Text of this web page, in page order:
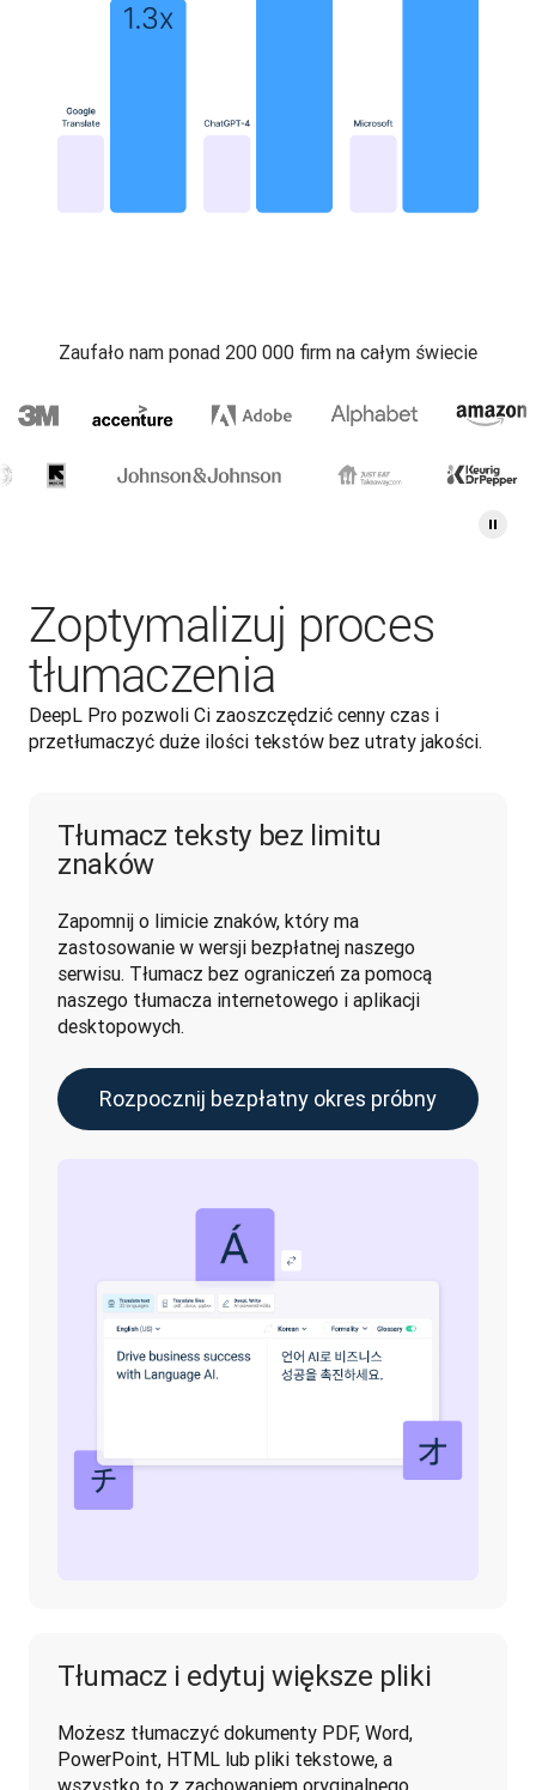
Zaufało nam ponad 200 000 firm na całym świecie
Zoptymalizuj proces
tłumaczenia
DeepL Pro pozwoli Ci zaoszczędzić cenny czas i
przetłumaczyć duże ilości tekstów bez utraty jakości.
Tłumacz teksty bez limitu
znaków
Zapomnij o limicie znaków, który ma
zastosowanie w wersji bezpłatnej naszego
serwisu. Tłumacz bez ograniczeń za pomocą
naszego tłumacza internetowego i aplikacji
desktopowych.
Rozpocznij bezpłatny okres próbny
Tłumacz i edytuj większe pliki
Możesz tłumaczyć dokumenty PDF, Word,
PowerPoint, HTML lub pliki tekstowe, a